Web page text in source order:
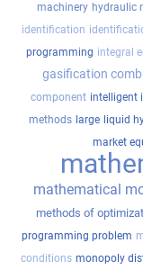
machinery hydraulic
identification
programming integral
gasification
component intelligent
methods large liquid
market
mathematical
methods of
programming problem
conditions monopoly